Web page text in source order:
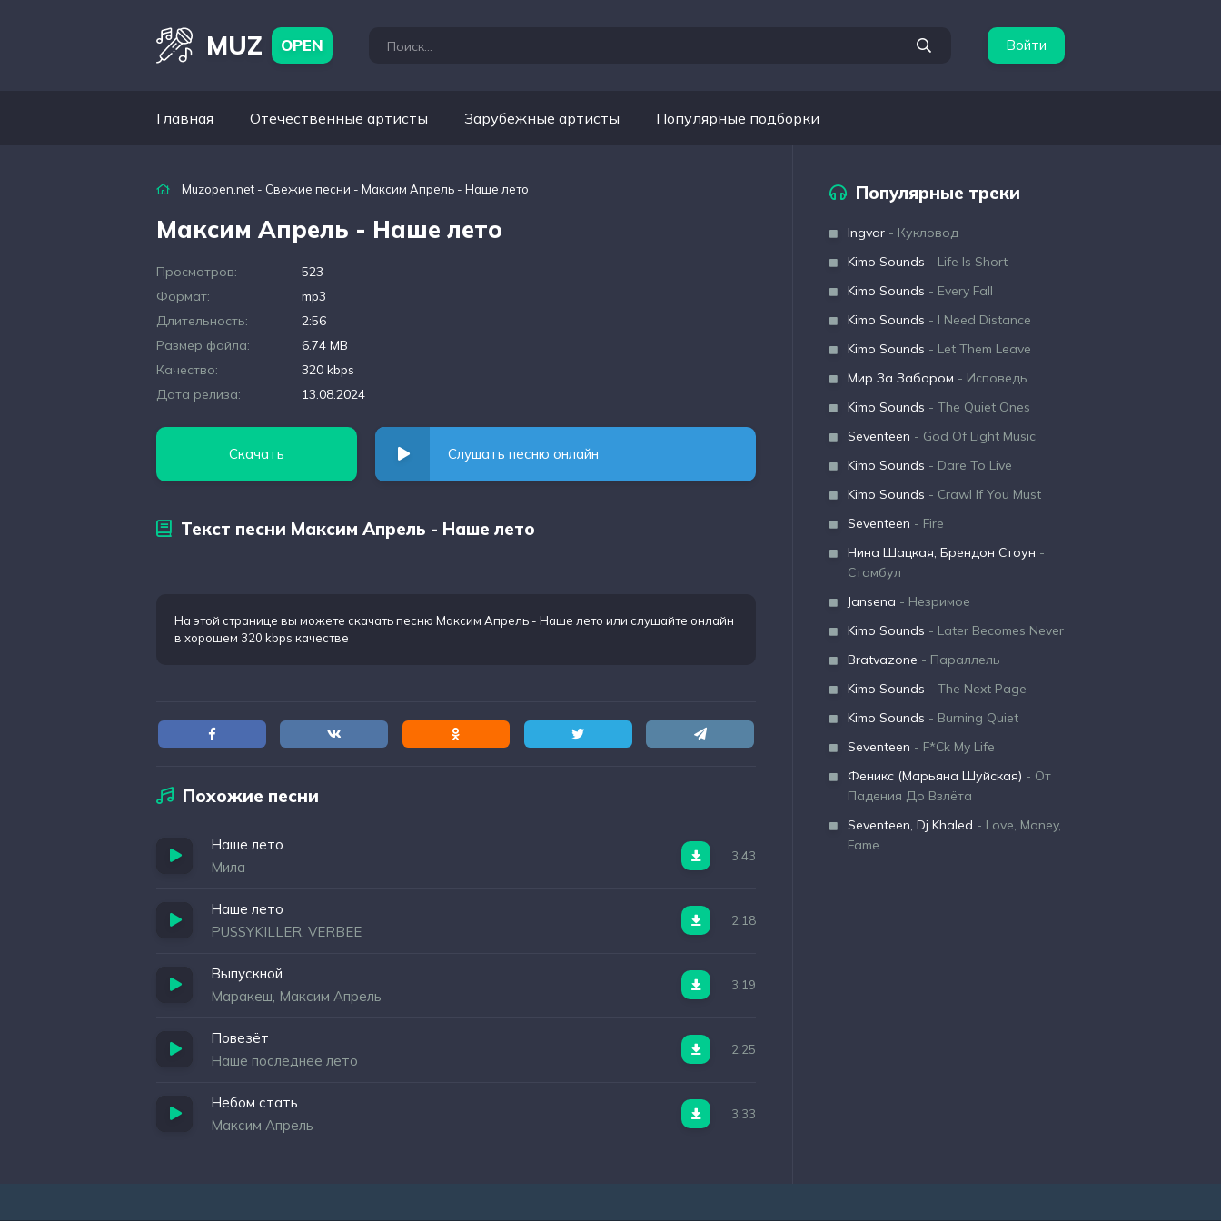
MUZ OPEN Войти
Главная Отечественные артисты Зарубежные артисты Популярные подборки
Muzopen.net - Свежие песни - Максим Апрель - Наше лето
Максим Апрель - Наше лето
Просмотров:
523
Формат:
mp3
Длительность:
2:56
Размер файла:
6.74 MB
Качество:
320 kbps
Дата релиза:
13.08.2024
Скачать Слушать песню онлайн
Текст песни Максим Апрель - Наше лето
На этой странице вы можете скачать песню Максим Апрель - Наше лето или слушайте онлайн
в хорошем 320 kbps качестве
Похожие песни
Наше лето
Мила
3:43
Наше лето
PUSSYKILLER, VERBEE
2:18
Выпускной
Маракеш, Максим Апрель
3:19
Повезёт
Наше последнее лето
2:25
Небом стать
Максим Апрель
3:33
Популярные треки
Ingvar - Кукловод
Kimo Sounds - Life Is Short
Kimo Sounds - Every Fall
Kimo Sounds - I Need Distance
Kimo Sounds - Let Them Leave
Мир За Забором - Исповедь
Kimo Sounds - The Quiet Ones
Seventeen - God Of Light Music
Kimo Sounds - Dare To Live
Kimo Sounds - Crawl If You Must
Seventeen - Fire
Нина Шацкая, Брендон Стоун -
Стамбул
Jansena - Незримое
Kimo Sounds - Later Becomes Never
Bratvazone - Параллель
Kimo Sounds - The Next Page
Kimo Sounds - Burning Quiet
Seventeen - F*Ck My Life
Феникс (Марьяна Шуйская) - От
Падения До Взлёта
Seventeen, Dj Khaled - Love, Money,
Fame